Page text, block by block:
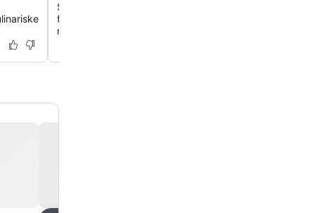
Slap af i det udendørs varme kildebad på 18. etage,
fantastisk panoramaudsigt over Tokyos skyline, især
natten.